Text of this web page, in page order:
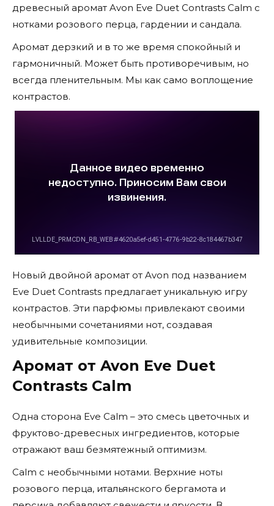
древесный аромат Avon Eve Duet Contrasts Calm с
нотками розового перца, гардении и сандала.
Аромат дерзкий и в то же время спокойный и
гармоничный. Может быть противоречивым, но
всегда пленительным. Мы как само воплощение
контрастов.
Новый двойной аромат от Avon под названием
Eve Duet Contrasts предлагает уникальную игру
контрастов. Эти парфюмы привлекают своими
необычными сочетаниями нот, создавая
удивительные композиции.
Аромат от Avon Eve Duet
Contrasts Calm
Одна сторона Eve Calm – это смесь цветочных и
фруктово-древесных ингредиентов, которые
отражают ваш безмятежный оптимизм.
Calm с необычными нотами. Верхние ноты
розового перца, итальянского бергамота и